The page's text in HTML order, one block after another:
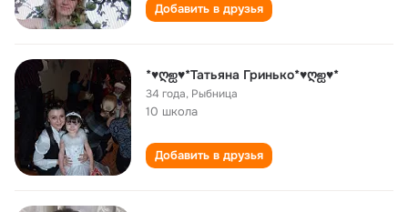
Добавить в друзья
*♥ღஐ♥*Татьяна Гринько*♥ღஐ♥*
34 года, Рыбница
10 школа
Добавить в друзья